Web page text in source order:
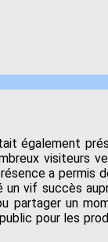
également
visiteurs
a
vif succès
partager un
pour les